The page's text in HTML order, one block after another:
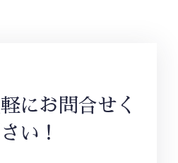
にお問合せく
い！